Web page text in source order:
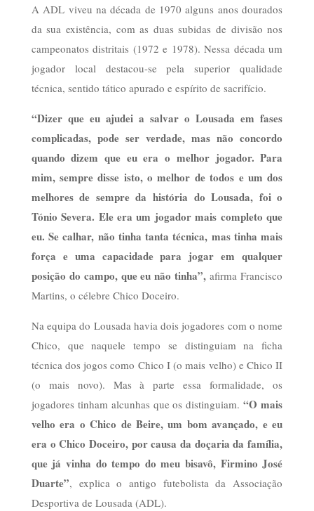
A ADL viveu na década de 1970 alguns anos dourados
da sua existência, com as duas subidas de divisão nos
campeonatos distritais (1972 e 1978). Nessa década um
jogador local destacou-se pela superior qualidade
técnica, sentido tático apurado e espírito de sacrifício.
“Dizer que eu ajudei a salvar o Lousada em fases
complicadas, pode ser verdade, mas não concordo
quando dizem que eu era o melhor jogador. Para
mim, sempre disse isto, o melhor de todos e um dos
melhores de sempre da história do Lousada, foi o
Tónio Severa. Ele era um jogador mais completo que
eu. Se calhar, não tinha tanta técnica, mas tinha mais
força e uma capacidade para jogar em qualquer
posição do campo, que eu não tinha”,afirma Francisco
Martins, o célebre Chico Doceiro.
Na equipa do Lousada havia dois jogadores com o nome
Chico, que naquele tempo se distinguiam na ficha
técnica dos jogos como Chico I (o mais velho) e Chico II
(o mais novo). Mas à parte essa formalidade, os
jogadores tinham alcunhas que os distinguiam.“O mais
velho era o Chico de Beire, um bom avançado, e eu
era o Chico Doceiro, por causa da doçaria da família,
que já vinha do tempo do meu bisavô, Firmino José
Duarte”, explica o antigo futebolista da Associação
Desportiva de Lousada (ADL).